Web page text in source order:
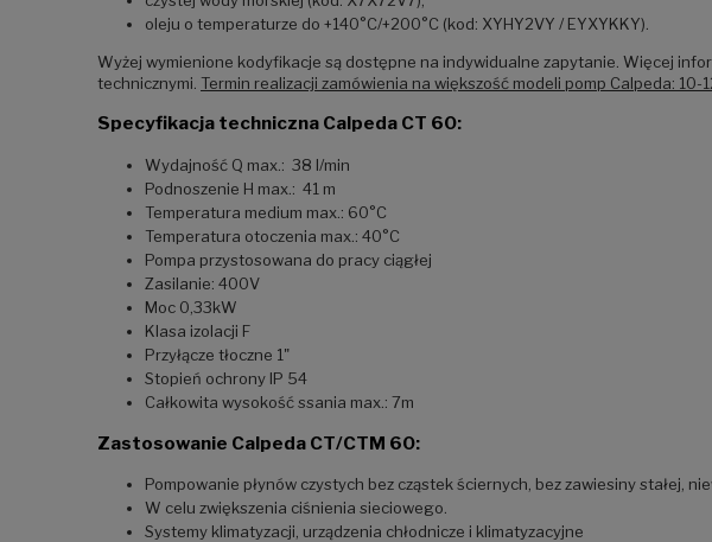
oleju o temperaturze do +140°C/+200°C (kod: XYHY2VY / EYXYKKY).
Wyżej wymienione kodyfikacje są dostępne na indywidualne zapytanie. Więcej
technicznymi. Termin realizacji zamówienia na większość modeli pomp Calpeda: 10-
Specyfikacja techniczna Calpeda CT 60:
Wydajność Q max.: 38 l/min
Podnoszenie H max.: 41 m
Temperatura medium max.: 60°C
Temperatura otoczenia max.: 40°C
Pompa przystosowana do pracy ciągłej
Zasilanie: 400V
Moc 0,33kW
Klasa izolacji F
Przyłącze tłoczne 1"
Stopień ochrony IP 54
Całkowita wysokość ssania max.: 7m
Zastosowanie Calpeda CT/CTM 60:
Pompowanie płynów czystych bez cząstek ściernych, bez zawiesiny stałej,
W celu zwiększenia ciśnienia sieciowego.
Systemy klimatyzacji, urządzenia chłodnicze i klimatyzacyjne